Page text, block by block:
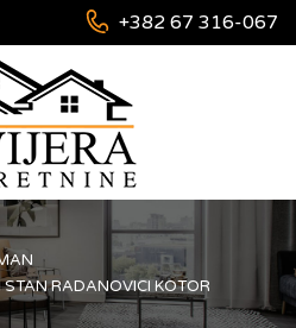
+382 67 316-067
RADANOVICI KOTOR